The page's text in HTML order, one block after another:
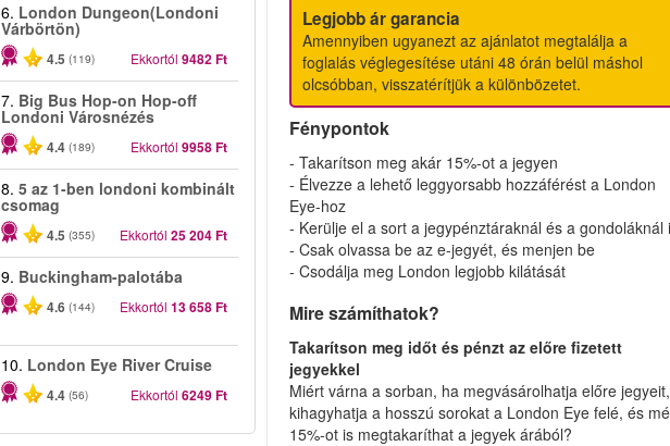
6. London Dungeon(Londoni
Várbörtön)
4.5 (119) Ekkortól 9482 Ft
7. Big Bus Hop-on Hop-off
Londoni Városnézés
4.4 (189) Ekkortól 9958 Ft
8. 5 az 1-ben londoni kombinált
csomag
4.5 (355) Ekkortól 25 204 Ft
9. Buckingham-palotába
4.6 (144) Ekkortól 13 658 Ft
10. London Eye River Cruise
4.4 (56) Ekkortól 6249 Ft
Legjobb ár garancia
Amennyiben ugyanezt az ajánlatot megtalálja a
foglalás véglegesítése utáni 48 órán belül máshol
olcsóbban, visszatérítjük a különbözetet.
Fénypontok
- Takarítson meg akár 15%-ot a jegyen
- Élvezze a lehető leggyorsabb hozzáférést a London
Eye-hoz
- Kerülje el a sort a jegypénztáraknál és a gondoláknál
- Csak olvassa be az e-jegyét, és menjen be
- Csodálja meg London legjobb kilátását
Mire számíthatok?
Takarítson meg időt és pénzt az előre fizetett
jegyekkel
Miért várna a sorban, ha megvásárolhatja előre jegyeit,
kihagyhatja a hosszú sorokat a London Eye felé, és
15%-ot is megtakaríthat a jegyek árából?